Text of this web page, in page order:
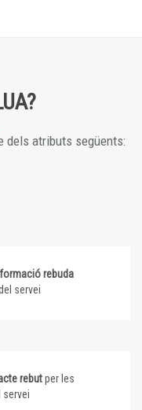
dels atributs següents:
rebuda
servei
rebutper les
servei